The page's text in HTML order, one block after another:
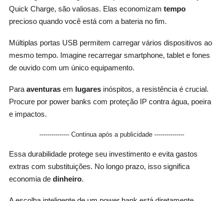
Quick Charge, são valiosas. Elas economizam tempo
precioso quando você está com a bateria no fim.
Múltiplas portas USB permitem carregar vários dispositivos ao
mesmo tempo. Imagine recarregar smartphone, tablet e fones
de ouvido com um único equipamento.
Para aventurasem lugaresinóspitos, a resistência é crucial.
Procure por power banks com proteção IP contra água, poeira
e impactos.
--------------- Continua após a publicidade ---------------
Essa durabilidade protege seu investimento e evita gastos
extras com substituições. No longo prazo, isso significa
economia de dinheiro.